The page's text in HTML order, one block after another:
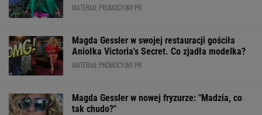
MATERIAŁ PROMOCYJNY PR
Magda Gessler w swojej restauracji gościła
Aniołka Victoria's Secret. Co zjadła modelka?
MATERIAŁ PROMOCYJNY PR
Magda Gessler w nowej fryzurze: "Madzia, co
tak chudo?"